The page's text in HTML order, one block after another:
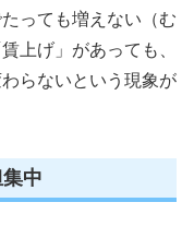
っても増えない（む
上げ」があっても、
らないという現象が
中